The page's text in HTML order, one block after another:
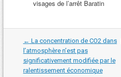
visages de l’arrêt Baratin
Navigation
dans
les
articles
← La concentration de CO2 dans
l’atmosphère n’est pas
significativement modifiée par le
ralentissement économique